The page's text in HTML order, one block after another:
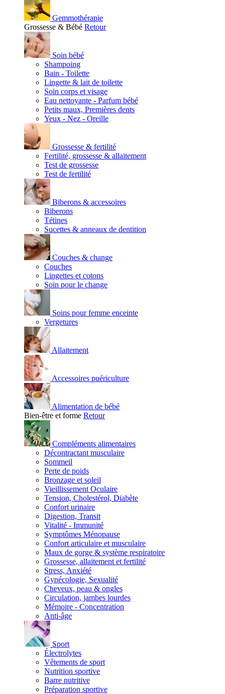
Gemmothérapie
Grossesse & Bébé Retour
Soin bébé
Shampoing
Bain - Toilette
Lingette & lait de toilette
Soin corps et visage
Eau nettoyante - Parfum bébé
Petits maux, Premières dents
Yeux - Nez - Oreille
Grossesse & fertilité
Fertilité, grossesse & allaitement
Test de grossesse
Test de fertilité
Biberons & accessoires
Biberons
Tétines
Sucettes & anneaux de dentition
Couches & change
Couches
Lingettes et cotons
Soin pour le change
Soins pour femme enceinte
Vergetures
Allaitement
Accessoires puériculture
Alimentation de bébé
Bien-être et forme Retour
Compléments alimentaires
Décontractant musculaire
Sommeil
Perte de poids
Bronzage et soleil
Vieillissement Oculaire
Tension, Cholestérol, Diabète
Confort urinaire
Digestion, Transit
Vitalité - Immunité
Symptômes Ménopause
Confort articulaire et musculaire
Maux de gorge & système respiratoire
Grossesse, allaitement et fertilité
Stress, Anxiété
Gynécologie, Sexualité
Cheveux, peau & ongles
Circulation, jambes lourdes
Mémoire - Concentration
Anti-âge
Sport
Électrolytes
Vêtements de sport
Nutrition sportive
Barre nutritive
Préparation sportive